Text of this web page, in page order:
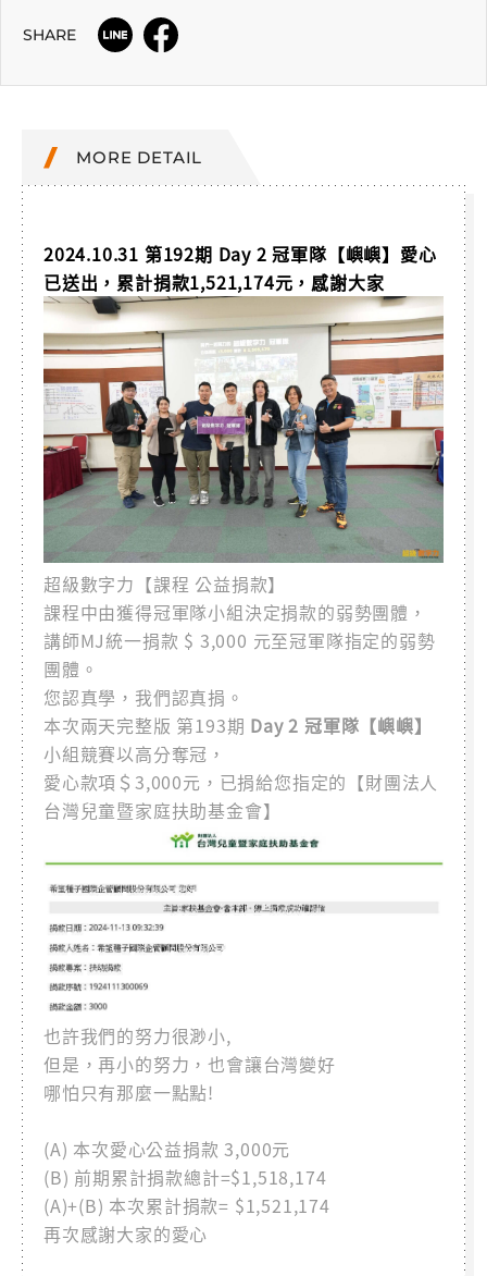
SHARE
MORE DETAIL
2024.10.31 第192期 Day 2 冠軍隊【嶼嶼】愛心
已送出，累計捐款1,521,174元，感謝大家
超級數字力【課程 公益捐款】
課程中由獲得冠軍隊小組決定捐款的弱勢團體，
講師MJ統一捐款 $ 3,000 元至冠軍隊指定的弱勢
團體。
您認真學，我們認真捐。
本次兩天完整版 第193期 Day 2 冠軍隊【嶼嶼】
小組競賽以高分奪冠，
愛心款項＄3,000元，已捐給您指定的【財團法人
台灣兒童暨家庭扶助基金會】
也許我們的努力很渺小,
但是，再小的努力，也會讓台灣變好
哪怕只有那麼一點點!
(A) 本次愛心公益捐款 3,000元
(B) 前期累計捐款總計=$1,518,174
(A)+(B) 本次累計捐款= $1,521,174
再次感謝大家的愛心